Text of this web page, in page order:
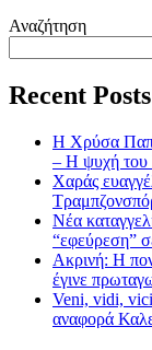
Αναζήτηση
Recent Posts
Η Χρύσα
– Η ψυχή του
Χαράς
Νέα
“εφεύρεση”
Ακρινή: Η
έγινε
Veni, vidi, vici
αναφορά